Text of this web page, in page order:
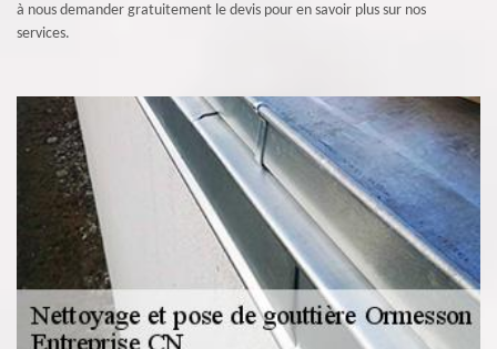
à nous demander gratuitement le devis pour en savoir plus sur nos
services.